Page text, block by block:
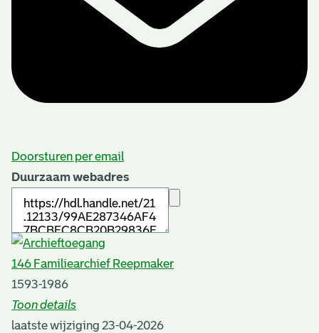
Doorsturen per email
Duurzaam webadres
146 Familiearchief Reepmaker
1593-1986
Toon details
Datering:
laatste wijziging 23-04-2026